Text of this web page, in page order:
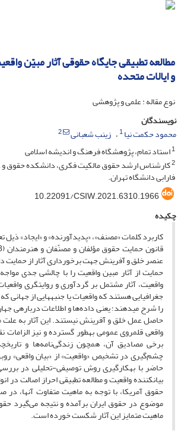
مطالعه تطبیقی جایگاه حقوقی آثار مبیّن
و ایالات متحده
نوع مقاله : علمی و پژوهشی
نویسندگان
محمود حکمت نیا1 زینب شعبانی
2
1استاد تمام، پژوهشگاه فرهنگ و اندیشه اسلامی
2کارشناس ارشد حقوق مالکیت فکری، دانشکده حقوق
فارابی دانشگاه تهران.
10.22091/CSIW.2021.6310.1966
چکیده
عنصر خلق و آفرینش جهت برخورداری آثار از حمایت
حمایت از آثار مبین واقعیت را با چالشی جدی
واقعیت، آثار مشتمل بر گردآوری و روایت­گری
جغرافیایی هستند که واقعیات یا جنبه­هایی از جهانی
را شرح می­دهند؛ یعنی داده‌ها و اطلاعات دربارهی
حاصل عمل خلق و آفرینش نیستند. این آثار به
واقعی قلمروی عمومی به­طور گسترده و نیز الزامات
برخی مصادیق آن، همچون زندگی‌نامه‌ها و
چشم‌گیری در تشخیص «واقعیت» از «بیان واقعی»
حاضر با به­کار­گیری روش توصیفی-تحلیلی در
بیان­کننده­ واقعیت و مطالعه­ تطبیقی احراز اصالت در
حقوق آمریکا، با توجه به ماهیت متفاوت آن­ها،
موضوع در حقوق ایران برآمده و نتیجه می‌گیرد
ماهیت متمایز این آثار شکست‌ خورده است.